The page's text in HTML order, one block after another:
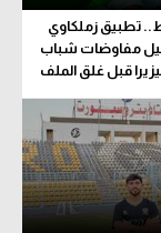
تطبيق زملكاوي
مفاوضات شباب
قبل غلق الملف